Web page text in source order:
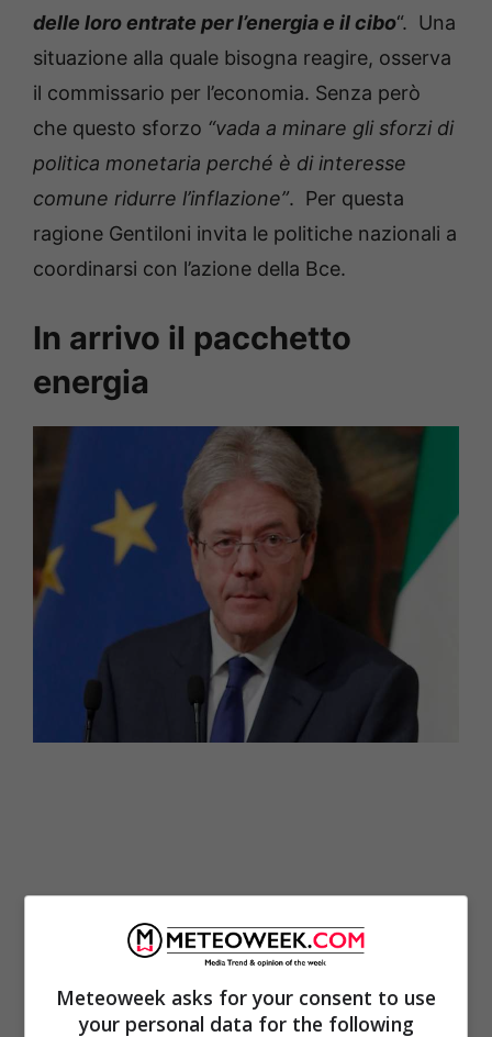
delle loro entrate per l’energia e il cibo“. Una
situazione alla quale bisogna reagire, osserva
il commissario per l’economia. Senza però
che questo sforzo “vada a minare gli sforzi di
politica monetaria perché è di interesse
comune ridurre l’inflazione”. Per questa
ragione Gentiloni invita le politiche nazionali a
coordinarsi con l’azione della Bce.
In arrivo il pacchetto
energia
Meteoweek asks for your consent to use
your personal data for the following